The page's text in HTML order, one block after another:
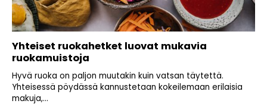
Yhteiset ruokahetket luovat mukavia
ruokamuistoja
Hyvä ruoka on paljon muutakin kuin vatsan täytettä.
Yhteisessä pöydässä kannustetaan kokeilemaan erilaisia
makuja,...